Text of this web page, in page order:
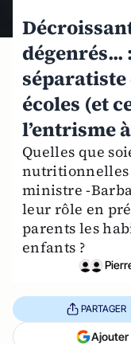
dégenrés...
séparatiste
écoles (et
l’entrisme
Quelles que
nutritionnelles
ministre -
leur rôle en
parents les
enfants ?
PARTAGER
Ajouter